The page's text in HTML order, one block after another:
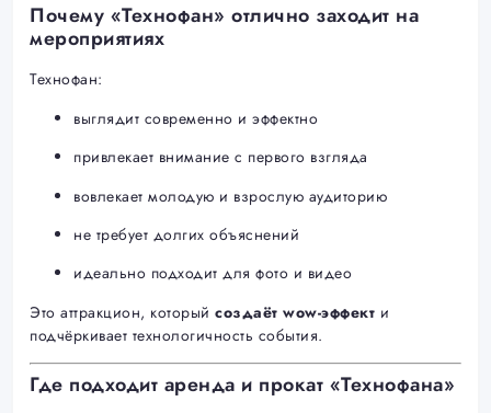
Почему «Технофан» отлично заходит на
мероприятиях
Технофан:
выглядит современно и эффектно
привлекает внимание с первого взгляда
вовлекает молодую и взрослую аудиторию
не требует долгих объяснений
идеально подходит для фото и видео
Это аттракцион, который создаёт wow-эффект и
подчёркивает технологичность события.
Где подходит аренда и прокат «Технофана»